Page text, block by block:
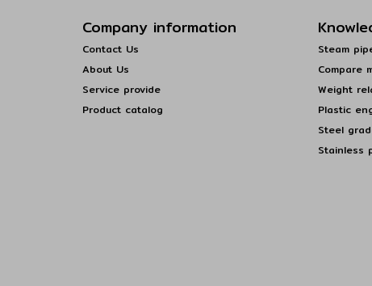
Company information
Contact Us
About Us
Service provide
Product catalog
Steam
Compare
Weight
Plastic
Steel
Stainless